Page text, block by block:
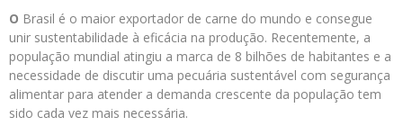
O Brasil é o maior exportador de carne do mundo e consegue
unir sustentabilidade à eficácia na produção. Recentemente, a
população mundial atingiu a marca de 8 bilhões de habitantes e a
necessidade de discutir uma pecuária sustentável com segurança
alimentar para atender a demanda crescente da população tem
sido cada vez mais necessária.